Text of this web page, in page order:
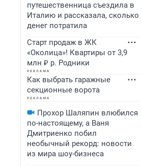
путешественница съездила в
Италию и рассказала, сколько
денег потратила
Старт продаж в ЖК
«Околица»! Квартиры от 3,9
млн ₽ р. Родники
Как выбрать гаражные
секционные ворота
Прохор Шаляпин влюбился
по-настоящему, а Ваня
Дмитриенко побил
необычный рекорд: новости
из мира шоу-бизнеса